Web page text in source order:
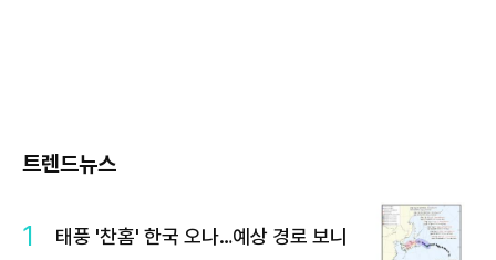
트렌드뉴스
1 태풍 '찬홈' 한국 오나…예상 경로 보니